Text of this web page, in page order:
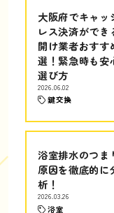
大阪府でキャッ
レス決済ができ
開け業者おすす
選！緊急時も安
選び方
2026.06.02
鍵交換
浴室排水のつま
原因を徹底的に
析！
2026.03.26
浴室